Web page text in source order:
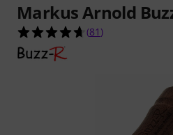
Markus Arnold
4.7 von 5 Sternen
(81 )